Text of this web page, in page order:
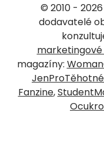
© 2010 - 2026
dodavatelé
magazíny:
JenProTěhotné
Fanzine,